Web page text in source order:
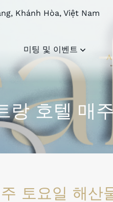
미팅 및 이벤트
Khánh Hòa, Việt Nam
랑 호텔 매
토요일 해산